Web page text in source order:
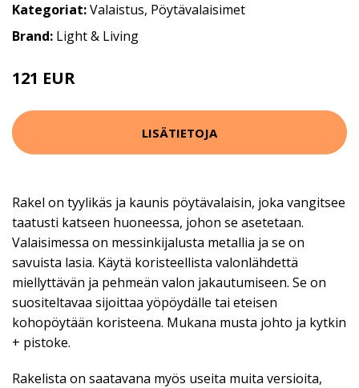
Kategoriat:Valaistus, Pöytävalaisimet
Brand: Light & Living
121 EUR
LISÄTIETOJA
Rakel on tyylikäs ja kaunis pöytävalaisin, joka vangitsee
taatusti katseen huoneessa, johon se asetetaan.
Valaisimessa on messinkijalusta metallia ja se on
savuista lasia. Käytä koristeellista valonlähdettä
miellyttävän ja pehmeän valon jakautumiseen. Se on
suositeltavaa sijoittaa yöpöydälle tai eteisen
kohopöytään koristeena. Mukana musta johto ja kytkin
+ pistoke.
Rakelista on saatavana myös useita muita versioita,